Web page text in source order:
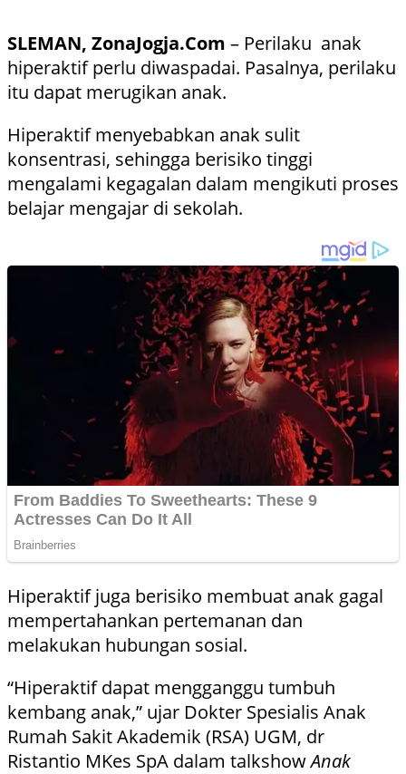
SLEMAN, ZonaJogja.Com – Perilaku anak
hiperaktif perlu diwaspadai. Pasalnya, perilaku
itu dapat merugikan anak.
Hiperaktif menyebabkan anak sulit
konsentrasi, sehingga berisiko tinggi
mengalami kegagalan dalam mengikuti proses
belajar mengajar di sekolah.
Hiperaktif juga berisiko membuat anak gagal
mempertahankan pertemanan dan
melakukan hubungan sosial.
“Hiperaktif dapat mengganggu tumbuh
kembang anak,” ujar Dokter Spesialis Anak
Rumah Sakit Akademik (RSA) UGM, dr
Ristantio MKes SpA dalam talkshowAnak